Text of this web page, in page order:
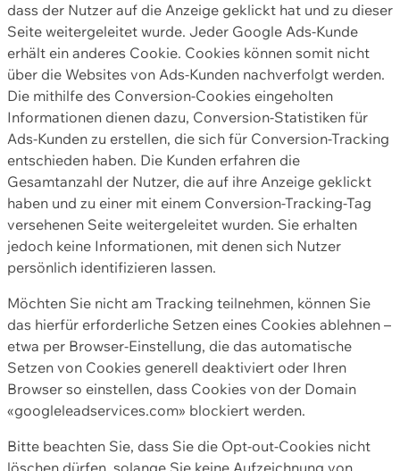
dass der Nutzer auf die Anzeige geklickt hat und zu dieser
Seite weitergeleitet wurde. Jeder Google Ads-Kunde
erhält ein anderes Cookie. Cookies können somit nicht
über die Websites von Ads-Kunden nachverfolgt werden.
Die mithilfe des Conversion-Cookies eingeholten
Informationen dienen dazu, Conversion-Statistiken für
Ads-Kunden zu erstellen, die sich für Conversion-Tracking
entschieden haben. Die Kunden erfahren die
Gesamtanzahl der Nutzer, die auf ihre Anzeige geklickt
haben und zu einer mit einem Conversion-Tracking-Tag
versehenen Seite weitergeleitet wurden. Sie erhalten
jedoch keine Informationen, mit denen sich Nutzer
persönlich identifizieren lassen.
Möchten Sie nicht am Tracking teilnehmen, können Sie
das hierfür erforderliche Setzen eines Cookies ablehnen –
etwa per Browser-Einstellung, die das automatische
Setzen von Cookies generell deaktiviert oder Ihren
Browser so einstellen, dass Cookies von der Domain
«googleleadservices.com» blockiert werden.
Bitte beachten Sie, dass Sie die Opt-out-Cookies nicht